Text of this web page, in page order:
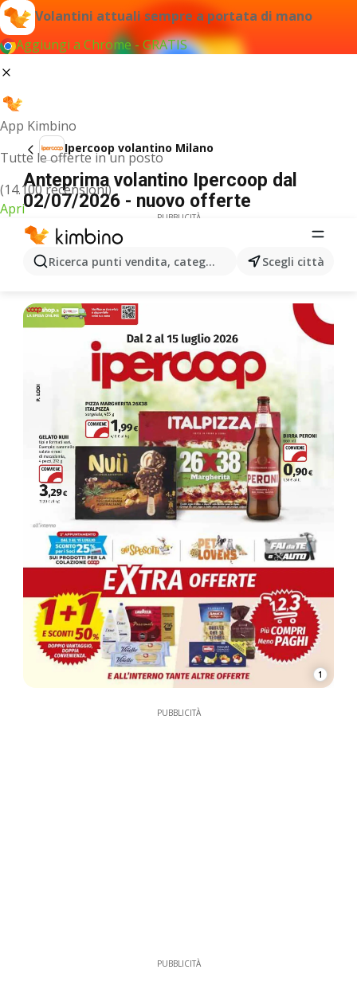
Volantini attuali sempre a portata di mano
Aggiungi a Chrome - GRATIS
App Kimbino
Tutte le offerte in un posto
(14.100 recensioni)
Apri
Ricerca punti vendita, categorie, prodotti...Scegli città
Ipercoop volantino Milano
Anteprima volantino Ipercoop dal
02/07/2026 - nuovo offerte
PUBBLICITÀ
1
PUBBLICITÀ
PUBBLICITÀ